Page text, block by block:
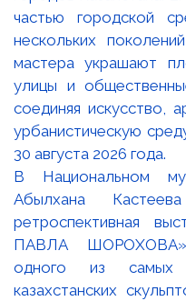
В Национальном
Абылхана
ретроспективная
ПАВЛА ШОРОХОВА»,
одного из самых
казахстанских